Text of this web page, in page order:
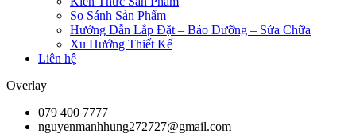
So Sánh Sản Phẩm
Hướng Dẫn Lắp Đặt – Bảo Dưỡng – Sửa Chữa
Xu Hướng Thiết Kế
Liên hệ
Overlay
079 400 7777
nguyenmanhhung272727@gmail.com